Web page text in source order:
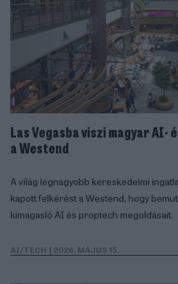
Las Vegasba viszi magyar
a Westend
A világ legnagyobb kereskedelmi
kapott felkérést a Westend, hogy
kimagasló AI és proptech megoldásait.
AI/TECH | 2026. MÁJUS 15.